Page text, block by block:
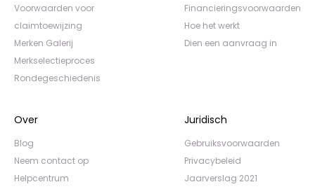
Voorwaarden voor
claimtoewijzing
Merken Galerij
Merkselectieproces
Rondegeschiedenis
Financieringsvoorwaarden
Hoe het werkt
Dien een aanvraag in
Over
Blog
Neem contact op
Helpcentrum
Juridisch
Gebruiksvoorwaarden
Privacybeleid
Jaarverslag 2021